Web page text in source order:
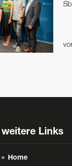
weitere Links
Home